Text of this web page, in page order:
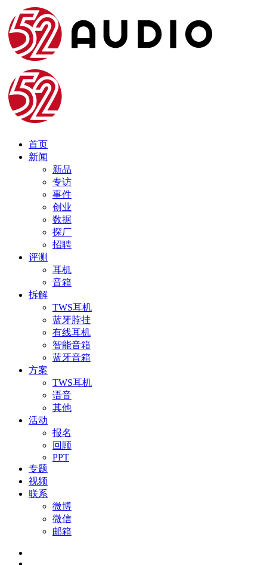
首页
新闻
新品
专访
事件
创业
数据
探厂
招聘
评测
耳机
音箱
拆解
TWS耳机
蓝牙脖挂
有线耳机
智能音箱
蓝牙音箱
方案
TWS耳机
语音
其他
活动
报名
回顾
PPT
专题
视频
联系
微博
微信
邮箱